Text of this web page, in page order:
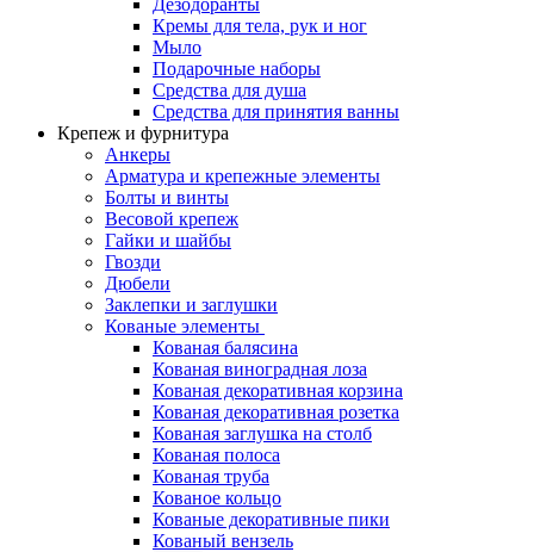
Кремы для тела, рук и ног
Мыло
Подарочные наборы
Средства для душа
Средства для принятия ванны
Крепеж и фурнитура
Анкеры
Арматура и крепежные элементы
Болты и винты
Весовой крепеж
Гайки и шайбы
Гвозди
Дюбели
Заклепки и заглушки
Кованые элементы
Кованая балясина
Кованая виноградная лоза
Кованая декоративная корзина
Кованая декоративная розетка
Кованая заглушка на столб
Кованая полоса
Кованая труба
Кованое кольцо
Кованые декоративные пики
Кованый вензель